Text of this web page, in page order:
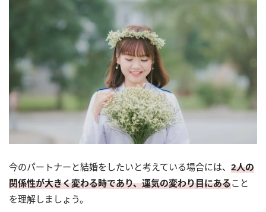
今のパートナーと結婚をしたいと考えている場合には、 2人の
関係性が大きく変わる時であり、運気の変わり目にあること
を理解しましょう。